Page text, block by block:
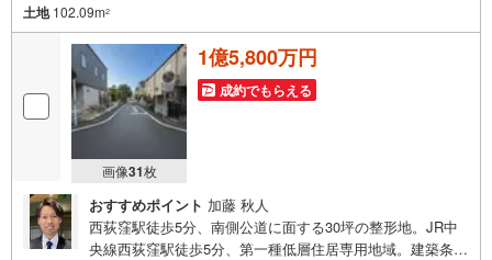
土地102.09m2
画像31枚
1億5,800万円
成約でもらえる
おすすめポイント 加藤 秋人
西荻窪駅徒歩5分、南側公道に面する30坪の整形地。JR中
央線西荻窪駅徒歩5分、第一種低層住居専用地域。建築条件